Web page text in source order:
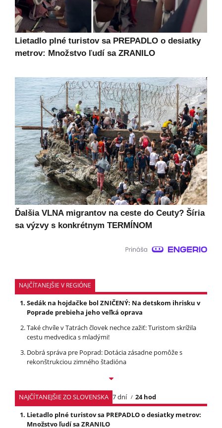
Lietadlo plné turistov sa PREPADLO o desiatky
metrov: Množstvo ľudí sa ZRANILO
Ďalšia VLNA migrantov na ceste do Ceuty? Šíria
sa výzvy s konkrétnym TERMÍNOM
NAJČÍTANEJŠIE V REGIÓNE
Sedák na hojdačke bol ZNIČENÝ: Na detskom ihrisku v
Poprade prebieha jeho veľká oprava
Také chvíle v Tatrách človek nechce zažiť: Turistom skrížila
cestu medvedica s mladými!
Dobrá správa pre Poprad: Dotácia zásadne pomôže s
rekonštrukciou zimného štadióna
NAJČÍTANEJŠIE ZO SLOVENSKA 7 dní
24 hod
Lietadlo plné turistov sa PREPADLO o desiatky metrov:
Množstvo ľudí sa ZRANILO